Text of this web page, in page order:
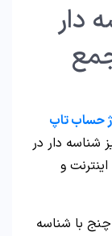
دار
حساب تاپ
شناسه دار در
و
چنج با شناسه